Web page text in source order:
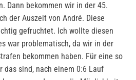
Dann bekommen wir in der 45.
der Auszeit von André. Diese
gefruchtet. Ich wollte diesen
war problematisch, da wir in der
bekommen haben. Für eine so
das sind, nach einem 0:6 Lauf